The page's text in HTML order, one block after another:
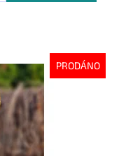
PRODÁNO